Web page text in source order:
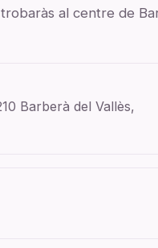
trobaràs al centre de
Barberà del Vallès,